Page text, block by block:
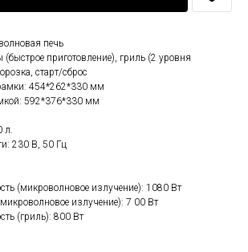
печь
приготовление), гриль (2 уровня
старт/сброс
454*262*330 мм
592*376*330 мм
л.
230 В, 50 Гц
(микроволновое излучение): 1080 Вт
излучение): 7 00 Вт
(гриль): 800 Вт